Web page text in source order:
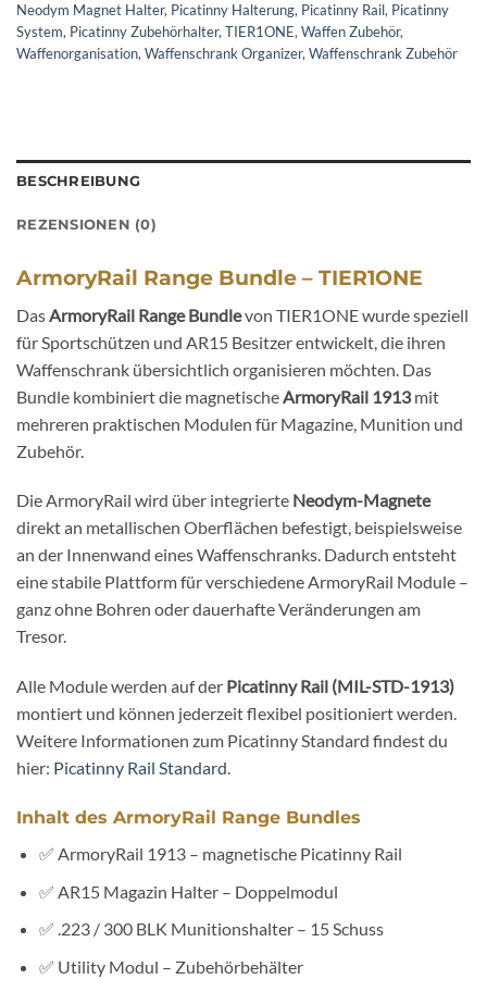
Neodym Magnet Halter, Picatinny Halterung, Picatinny Rail, Picatinny
System, Picatinny Zubehörhalter,TIER1ONE,Waffen Zubehör,
Waffenorganisation,Waffenschrank Organizer,Waffenschrank Zubehör
BESCHREIBUNG
REZENSIONEN (0)
ArmoryRail Range Bundle – TIER1ONE
Das ArmoryRail Range Bundlevon TIER1ONE wurde speziell
für Sportschützen und AR15 Besitzer entwickelt, die ihren
Waffenschrank übersichtlich organisieren möchten. Das
Bundle kombiniert die magnetische ArmoryRail 1913mit
mehreren praktischen Modulen für Magazine, Munition und
Zubehör.
Die ArmoryRail wird über integrierte Neodym-Magnete
direkt an metallischen Oberflächen befestigt, beispielsweise
an der Innenwand eines Waffenschranks. Dadurch entsteht
eine stabile Plattform für verschiedene ArmoryRail Module –
ganz ohne Bohren oder dauerhafte Veränderungen am
Tresor.
Alle Module werden auf der Picatinny Rail (MIL-STD-1913)
montiert und können jederzeit flexibel positioniert werden.
Weitere Informationen zum Picatinny Standard findest du
hier: Picatinny Rail Standard.
Inhalt des ArmoryRail Range Bundles
✅ ArmoryRail 1913 – magnetische Picatinny Rail
✅ AR15 Magazin Halter – Doppelmodul
✅ .223 / 300 BLK Munitionshalter – 15 Schuss
✅ Utility Modul – Zubehörbehälter